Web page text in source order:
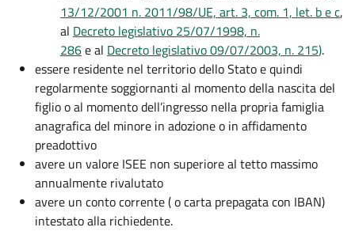
13/12/2001 n. 2011/98/UE, art. 3, com. 1, let. b e c,
al Decreto legislativo 25/07/1998, n.
286e al Decreto legislativo 09/07/2003, n. 215).
essere residente nel territorio dello Stato e quindi
regolarmente soggiornanti al momento della nascita del
figlio o al momento dell’ingresso nella propria famiglia
anagrafica del minore in adozione o in affidamento
preadottivo
avere un valore ISEE non superiore al tetto massimo
annualmente rivalutato
avere un conto corrente ( o carta prepagata con IBAN)
intestato alla richiedente.